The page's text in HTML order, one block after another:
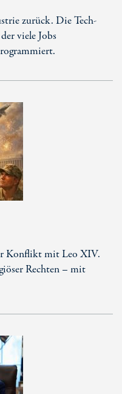
zurück. Die Tech-
viele Jobs
Konflikt mit Leo XIV.
Rechten – mit